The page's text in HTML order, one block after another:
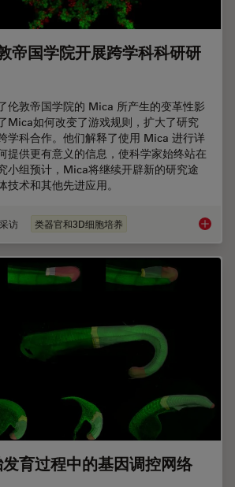
帝国学院开展跨学科科研研
伦敦帝国学院的 Mica 所产生的变革性影
Mica如何改变了游戏规则，扩大了研究
学科合作。他们解释了使用 Mica 进行详
提供更有意义的信息，使科学家始终站在
小组预计，Mica将继续开辟新的研究途
技术和其他先进应用。
采访 类器官和3D细胞培养 Mica:
育过程中的基因调控网络